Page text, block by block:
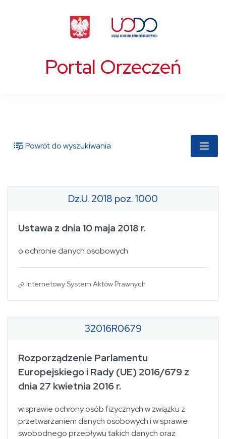
Portal Orzeczeń
Powrót do wyszukiwania
Dz.U. 2018 poz. 1000
Ustawa z dnia 10 maja 2018 r.
o ochronie danych osobowych
Internetowy System Aktów Prawnych
32016R0679
Rozporządzenie Parlamentu
Europejskiego i Rady (UE) 2016/679 z
dnia 27 kwietnia 2016 r.
w sprawie ochrony osób fizycznych w związku z
przetwarzaniem danych osobowych i w sprawie
swobodnego przepływu takich danych oraz